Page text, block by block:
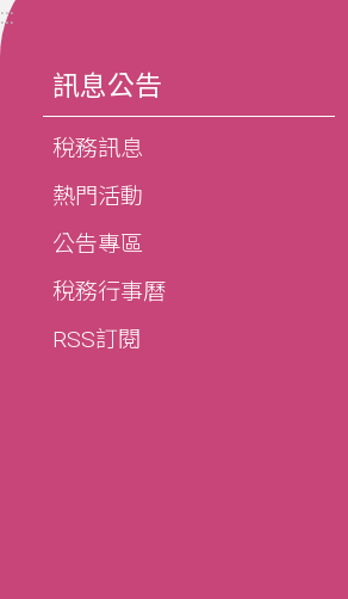
:::
訊息公告
稅務訊息
熱門活動
公告專區
稅務行事曆
RSS訂閱